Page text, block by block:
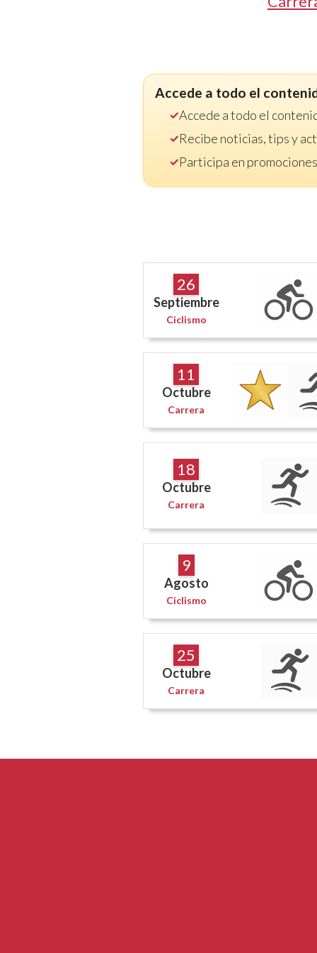
Accede a todo el
Accede a todo el
Recibe noticias, tips y
Participa en
26
Septiembre
Ciclismo
11
Octubre
Carrera
18
Octubre
Carrera
9
Agosto
Ciclismo
25
Octubre
Carrera